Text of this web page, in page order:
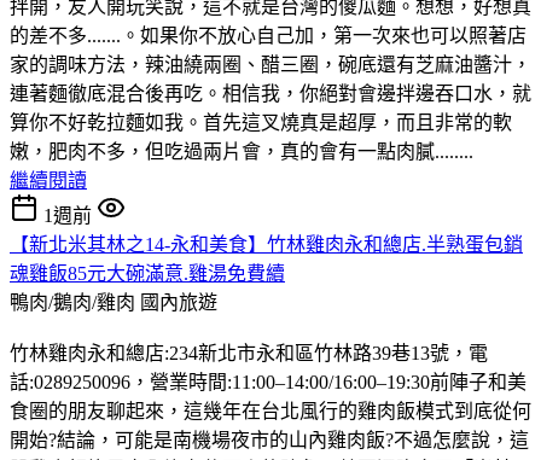
拌開，友人開玩笑說，這不就是台灣的傻瓜麵。想想，好想真
的差不多.......。如果你不放心自己加，第一次來也可以照著店
家的調味方法，辣油繞兩圈、醋三圈，碗底還有芝麻油醬汁，
連著麵徹底混合後再吃。相信我，你絕對會邊拌邊吞口水，就
算你不好乾拉麵如我。首先這叉燒真是超厚，而且非常的軟
嫩，肥肉不多，但吃過兩片會，真的會有一點肉膩........
繼續閱讀
1週前
【新北米其林之14-永和美食】竹林雞肉永和總店.半熟蛋包銷
魂雞飯85元大碗滿意.雞湯免費續
鴨肉/鵝肉/雞肉 國內旅遊
竹林雞肉永和總店:234新北市永和區竹林路39巷13號，電
話:0289250096，營業時間:11:00–14:00/16:00–19:30前陣子和美
食圈的朋友聊起來，這幾年在台北風行的雞肉飯模式到底從何
開始?結論，可能是南機場夜市的山內雞肉飯?不過怎麼說，這